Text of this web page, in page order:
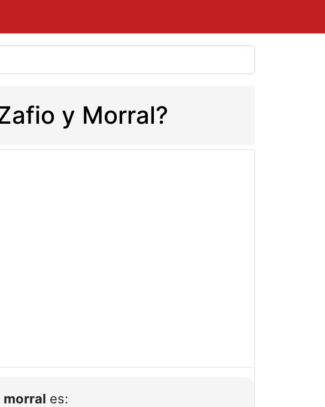
y Morral?
morral es: